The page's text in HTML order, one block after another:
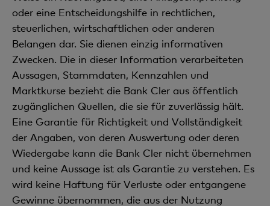
oder eine Entscheidungshilfe in rechtlichen,
steuerlichen, wirtschaftlichen oder anderen
Belangen dar. Sie dienen einzig informativen
Zwecken. Die in dieser Information verarbeiteten
Aussagen, Stammdaten, Kennzahlen und
Marktkurse bezieht die Bank Cler aus öffentlich
zugänglichen Quellen, die sie für zuverlässig hält.
Eine Garantie für Richtigkeit und Vollständigkeit
der Angaben, von deren Auswertung oder deren
Wiedergabe kann die Bank Cler nicht übernehmen
und keine Aussage ist als Garantie zu verstehen. Es
wird keine Haftung für Verluste oder entgangene
Gewinne übernommen, die aus der Nutzung